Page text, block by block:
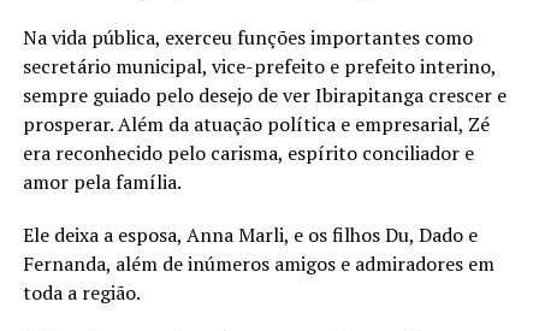
Na vida pública, exerceu funções importantes como
secretário municipal, vice-prefeito e prefeito interino,
sempre guiado pelo desejo de ver Ibirapitanga crescer e
prosperar. Além da atuação política e empresarial, Zé
era reconhecido pelo carisma, espírito conciliador e
amor pela família.
Ele deixa a esposa, Anna Marli, e os filhos Du, Dado e
Fernanda, além de inúmeros amigos e admiradores em
toda a região.